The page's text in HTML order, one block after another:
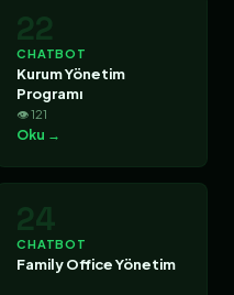
22
CHATBOT
Kurum Yönetim
Programı
👁 121
Oku →
24
CHATBOT
Family Office Yönetim